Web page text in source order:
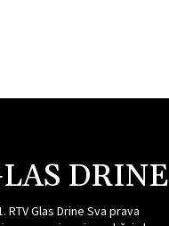
DRINE
Glas Drine Sva prava